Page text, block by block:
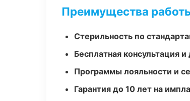
Преимущества
Стерильность по
Бесплатная консультация
Программы лояльности и
Гарантия до 10 лет на